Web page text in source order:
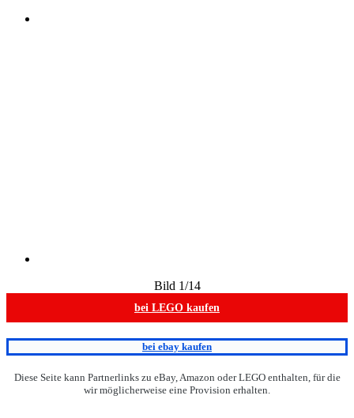
Bild 1/14
bei LEGO kaufen
bei ebay kaufen
Diese Seite kann Partnerlinks zu eBay, Amazon oder LEGO enthalten, für die
wir möglicherweise eine Provision erhalten.